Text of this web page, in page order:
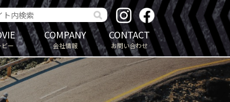
ー
COMPANY
会社情報
CONTACT
お問い合わせ